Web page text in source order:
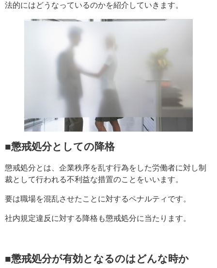
法的にはどうなっているのかを紹介していきます。
■懲戒処分としての降格
懲戒処分とは、企業秩序を乱す行為をした労働者に対し制
裁として行われる不利益な措置のことをいいます。
要は職場を混乱させたことに対するペナルティです。
社内規定違反に対する降格も懲戒処分に当たります。
■懲戒処分が有効となるのはどんな時か